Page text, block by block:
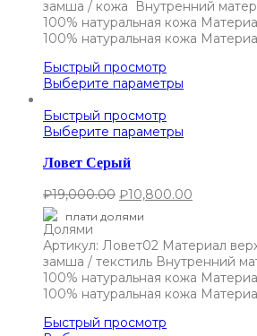
замша / кожа Внутренний
100% натуральная кожа
100% натуральная кожа
Быстрый просмотр
Выберите параметры
Быстрый просмотр
Выберите параметры
Ловет Серый
₽19,000.00 ₽10,800.00
плати долями
Артикул: Ловет02 Материал
замша / текстиль Внутренний
100% натуральная кожа
100% натуральная кожа
Быстрый просмотр